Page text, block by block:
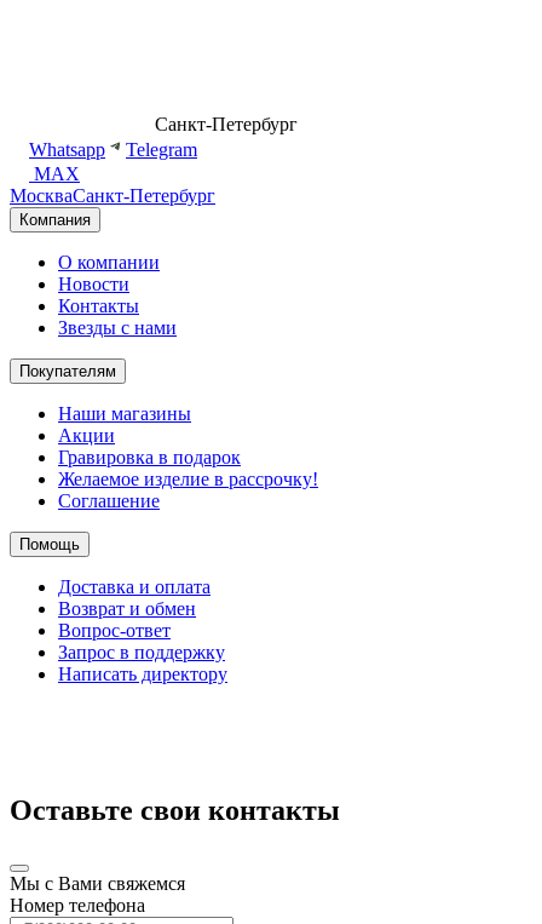
Санкт-Петербург
Whatsapp
Telegram
MAX
МоскваСанкт-Петербург
Компания
О компании
Новости
Контакты
Звезды с нами
Покупателям
Наши магазины
Акции
Гравировка в подарок
Желаемое изделие в рассрочку!
Соглашение
Помощь
Доставка и оплата
Возврат и обмен
Вопрос-ответ
Запрос в поддержку
Написать директору
Оставьте свои контакты
Мы с Вами свяжемся
Номер телефона